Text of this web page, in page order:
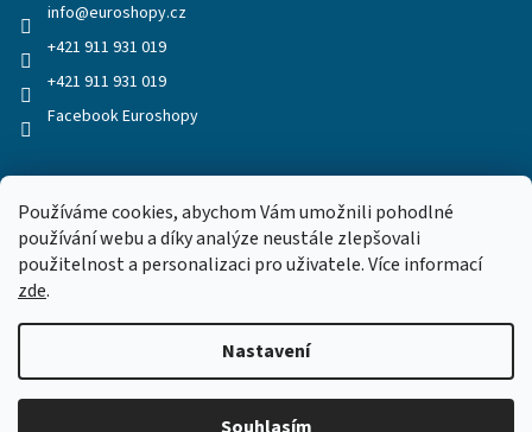
Používáme cookies, abychom Vám umožnili pohodlné
používání webu a díky analýze neustále zlepšovali
použitelnost a personalizaci pro uživatele. Více informací
zde.
Nastavení
info@euroshopy.cz
+421 911 931 019
+421 911 931 019
Facebook Euroshopy
Vytvořil Shoptet